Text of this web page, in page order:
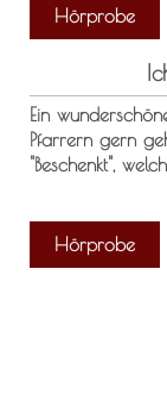
Hörprobe
Ein
Pfarrern gern
"Beschenkt",
Hörprobe